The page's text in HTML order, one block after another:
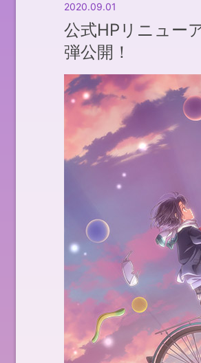
NEWS
STORY
2020.09.01
公式HPリニュー
弾公開！